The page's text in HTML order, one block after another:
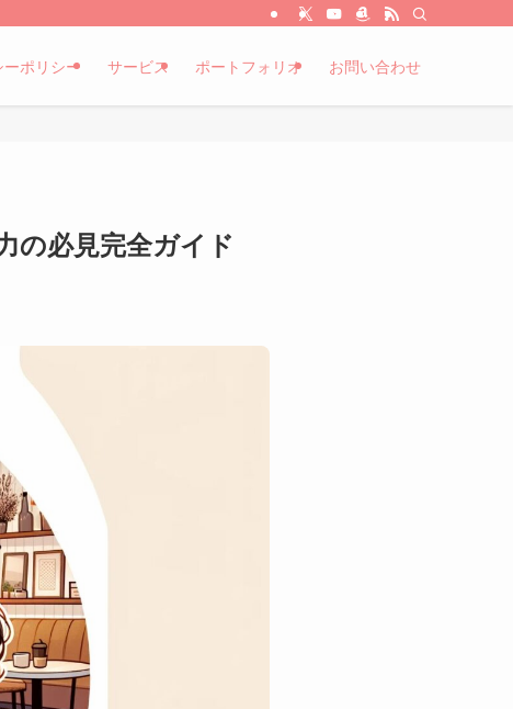
ポリシー サービス ポートフォリオ お問い合わせ
の必見完全ガイド